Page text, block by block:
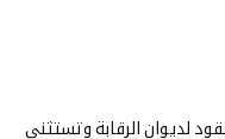
لديوان الرقابة وتستثني